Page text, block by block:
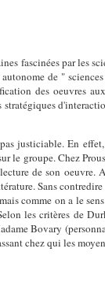
fascinées par les
de "
des oeuvres
justiciable. En
groupe. Chez
de son
Sans
comme on a le
les critères de
Bovary
chez qui les